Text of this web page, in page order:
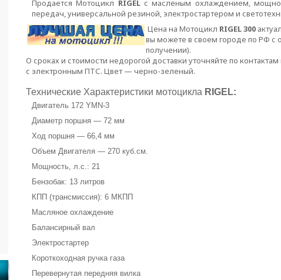
Продается Мотоцикл RIGEL с масленым охлаждением,
передач, универсальной резиной, электростартером и
Цена на Мотоцикл RIGEL 300
вы можете в своем городе по РФ с
получении).
О сроках и стоимости недорогой доставки уточняйте по
с электронным ПТС. Цвет — черно-зеленый.
Технические Характеристики мотоцикла RIGEL:
Двигатель 172 YMN-3
Диаметр поршня — 72 мм
Ход поршня — 66,4 мм
Объем Двигателя — 270 куб.см.
Мощность, л.с.: 21
Бензобак: 13 литров
КПП (трансмиссия): 6 МКПП
Масляное охлаждение
Балансирный вал
Электростартер
Короткоходная ручка газа
Перевернутая передняя вилка